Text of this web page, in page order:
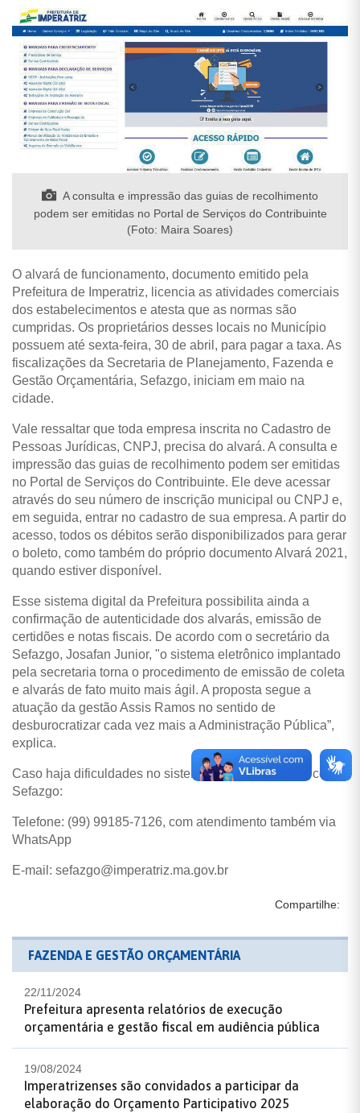
A consulta e impressão das guias de recolhimento
podem ser emitidas no Portal de Serviços do Contribuinte
(Foto: Maira Soares)
O alvará de funcionamento, documento emitido pela
Prefeitura de Imperatriz, licencia as atividades comerciais
dos estabelecimentos e atesta que as normas são
cumpridas. Os proprietários desses locais no Município
possuem até sexta-feira, 30 de abril, para pagar a taxa. As
fiscalizações da Secretaria de Planejamento, Fazenda e
Gestão Orçamentária, Sefazgo, iniciam em maio na
cidade.
Vale ressaltar que toda empresa inscrita no Cadastro de
Pessoas Jurídicas, CNPJ, precisa do alvará. A consulta e
impressão das guias de recolhimento podem ser emitidas
no Portal de Serviços do Contribuinte. Ele deve acessar
através do seu número de inscrição municipal ou CNPJ e,
em seguida, entrar no cadastro de sua empresa. A partir do
acesso, todos os débitos serão disponibilizados para gerar
o boleto, como também do próprio documento Alvará 2021,
quando estiver disponível.
Esse sistema digital da Prefeitura possibilita ainda a
confirmação de autenticidade dos alvarás, emissão de
certidões e notas fiscais. De acordo com o secretário da
Sefazgo, Josafan Junior, "o sistema eletrônico implantado
pela secretaria torna o procedimento de emissão de coleta
e alvarás de fato muito mais ágil. A proposta segue a
atuação da gestão Assis Ramos no sentido de
desburocratizar cada vez mais a Administração Pública”,
explica.
Caso haja dificuldades no sistema, entre em contato com a
Sefazgo:
Telefone: (99) 99185-7126, com atendimento também via
WhatsApp
E-mail: sefazgo@imperatriz.ma.gov.br
Compartilhe:
FAZENDA E GESTÃO ORÇAMENTÁRIA
22/11/2024
Prefeitura apresenta relatórios de execução
orçamentária e gestão fiscal em audiência pública
19/08/2024
Imperatrizenses são convidados a participar da
elaboração do Orçamento Participativo 2025